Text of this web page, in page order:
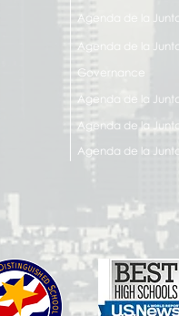
Agenda de la
Agenda de la
Governance
Agenda de la
Agenda de la
Agenda de la